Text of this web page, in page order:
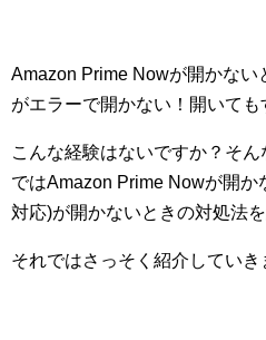
Amazon Prime Nowが開かな
がエラーで開かない！開いても
こんな経験はないですか？そ
ではAmazon Prime Nowが開
対応)が開かないときの対処法
それではさっそく紹介していき